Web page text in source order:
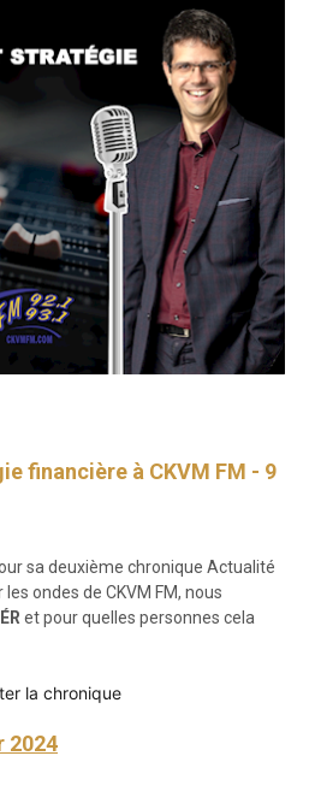
financière à CKVM FM - 9
sa deuxième chronique Actualité
ondes de CKVM FM, nous
et pour quelles personnes cela
la chronique
2024